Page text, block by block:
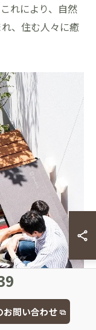
れにより、自然
、住む人々に癒
お問い合わせ